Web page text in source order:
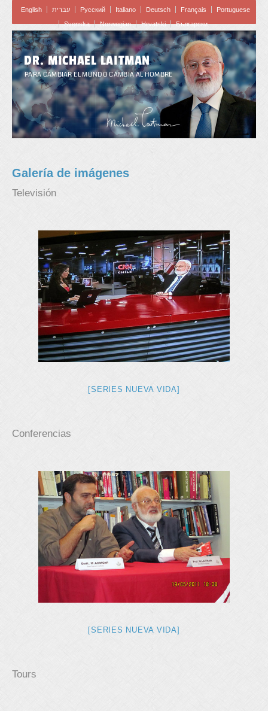
English עברית Pусский Italiano Deutsch Français
Portuguese
Svenska
Norwegian Hrvatski Български
DR. MICHAEL LAITMAN
PARA CAMBIAR EL MUNDO CAMBIA AL HOMBRE
Galería de imágenes
Televisión
[SERIES NUEVA VIDA]
Conferencias
[SERIES NUEVA VIDA]
Tours